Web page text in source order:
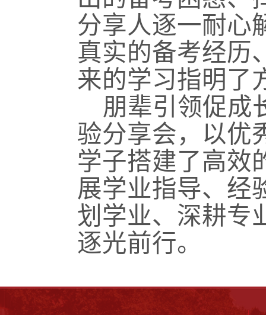
分享人逐一耐心
真实的备考经历
来的学习指明了
朋辈引领促成
验分享会，以优
学子搭建了高效
展学业指导、经
划学业、深耕专
逐光前行。